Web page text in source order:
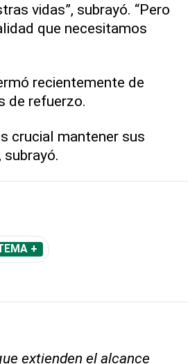
vidas”, subrayó. “Pero
que necesitamos
recientemente de
de refuerzo.
crucial mantener sus
subrayó.
+
extienden el alcance